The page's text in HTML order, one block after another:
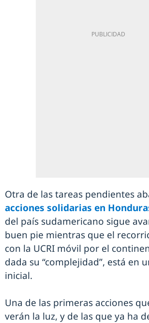
Otra de las tareas pendientes
acciones solidarias en
del país sudamericano sigue
buen pie mientras que el
con la UCRI móvil por el
dada su “complejidad”, está en
inicial.
Una de las primeras acciones
verán la luz, y de las que ya ha